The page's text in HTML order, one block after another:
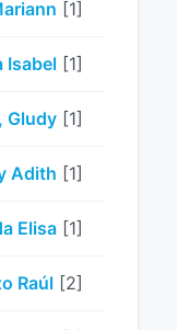
[1]
Isabel [1]
Gludy [1]
Adith [1]
Elisa [1]
Raúl [2]